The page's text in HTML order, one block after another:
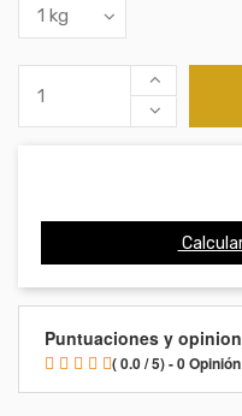
Puntuaciones y
( 0.0 / 5) - 0